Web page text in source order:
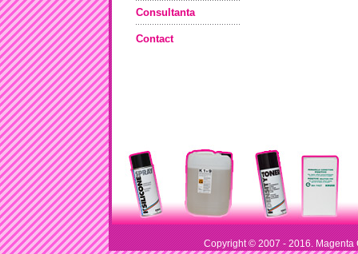
Consultanta
Contact
Copyright © 2007 - 2016. Magenta